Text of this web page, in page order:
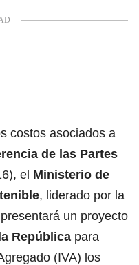
costos asociados a
de las Partes
el Ministerio de
, liderado por la
presentará un proyecto
República para
(IVA) los